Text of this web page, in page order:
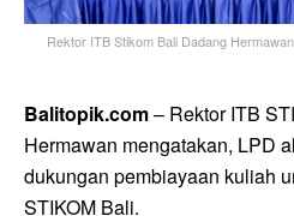
Rektor ITB Stikom Bali Dadang
Balitopik.com– Rektor ITB
Hermawan mengatakan, LPD
dukungan pembiayaan kuliah
STIKOM Bali.